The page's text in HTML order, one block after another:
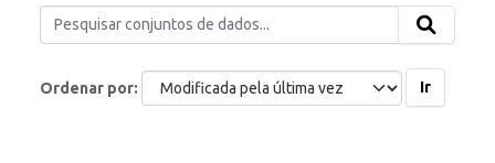
Ordenar por Ir